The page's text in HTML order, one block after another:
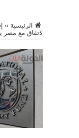
الرئيسية »
لاتفاق مع مصر يمهد